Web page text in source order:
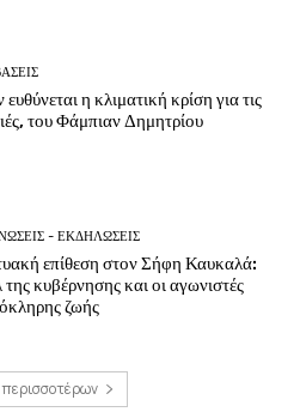
ευθύνεται η κλιματική κρίση για τις
του Φάμπιαν Δημητρίου
- ΕΚΔΗΛΩΣΕΙΣ
επίθεση στον Σήφη Καυκαλά:
κυβέρνησης και οι αγωνιστές
ζωής